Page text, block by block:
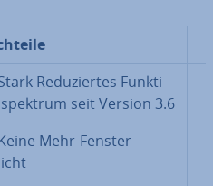
✗
Re­du­zier­tes Funk­ti­
seit Version 3.6
✗
Mehr-Fenster-